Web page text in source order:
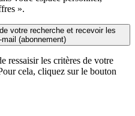
».
votre recherche et recevoir les
(abonnement)
ressaisir les critères de votre
cela, cliquez sur le bouton